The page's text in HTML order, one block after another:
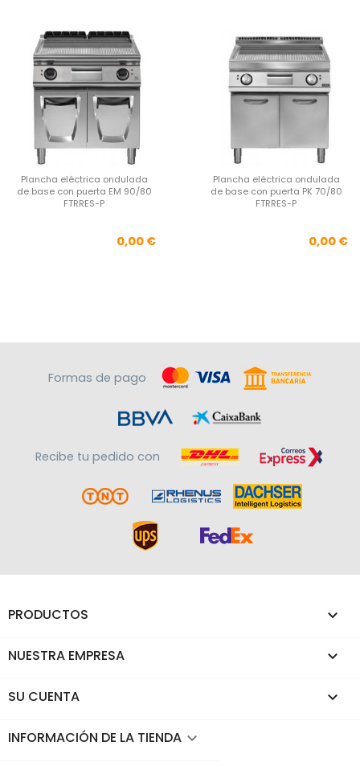
Plancha eléctrica ondulada
de base con puerta EM 90/80
FTRRES-P
Precio
0,00 €
Plancha eléctrica ondulada
de base con puerta PK 70/80
FTRRES-P
0,00 €
Formas de pago
Recibe tu pedido con
PRODUCTOS 
NUESTRA EMPRESA 
SU CUENTA 
INFORMACIÓN DE LA TIENDA keyboard_arrow_down